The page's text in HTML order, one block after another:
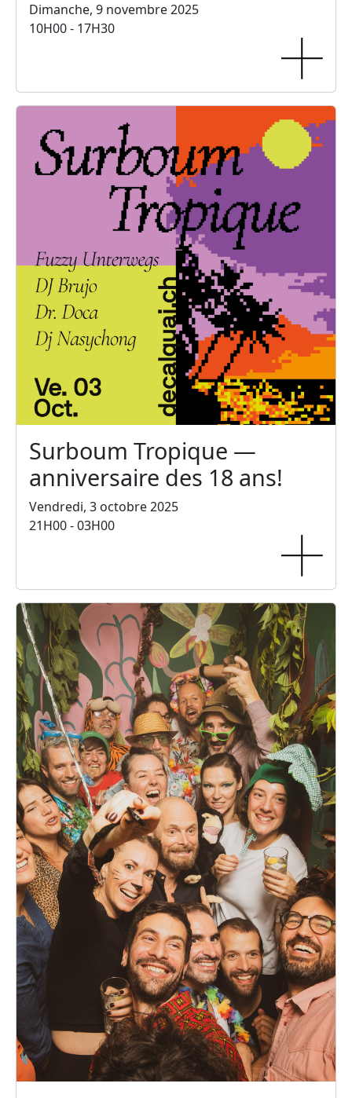
Dimanche, 9 novembre 2025
10H00 - 17H30
Surboum Tropique —
anniversaire des 18 ans!
Vendredi, 3 octobre 2025
21H00 - 03H00